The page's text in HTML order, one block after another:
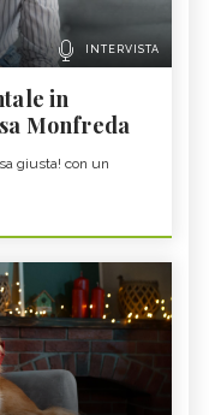
INTERVISTA
in
Monfreda
giusta! con un